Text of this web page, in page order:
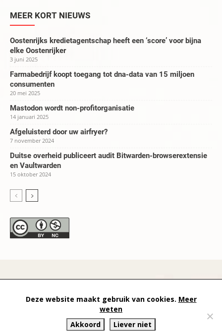
MEER KORT NIEUWS
Oostenrijks kredietagentschap heeft een ‘score’ voor bijna
elke Oostenrijker
3 juni 2025
Farmabedrijf koopt toegang tot dna-data van 15 miljoen
consumenten
20 mei 2025
Mastodon wordt non-profitorganisatie
14 januari 2025
Afgeluisterd door uw airfryer?
7 november 2024
Duitse overheid publiceert audit Bitwarden-browserextensie
en Vaultwarden
15 oktober 2024
Commons» Privacyverklaring
Website by Exterwerk — Logo + graphics by
Deze website maakt gebruik van cookies. Meer
weten
Akkoord
Liever niet